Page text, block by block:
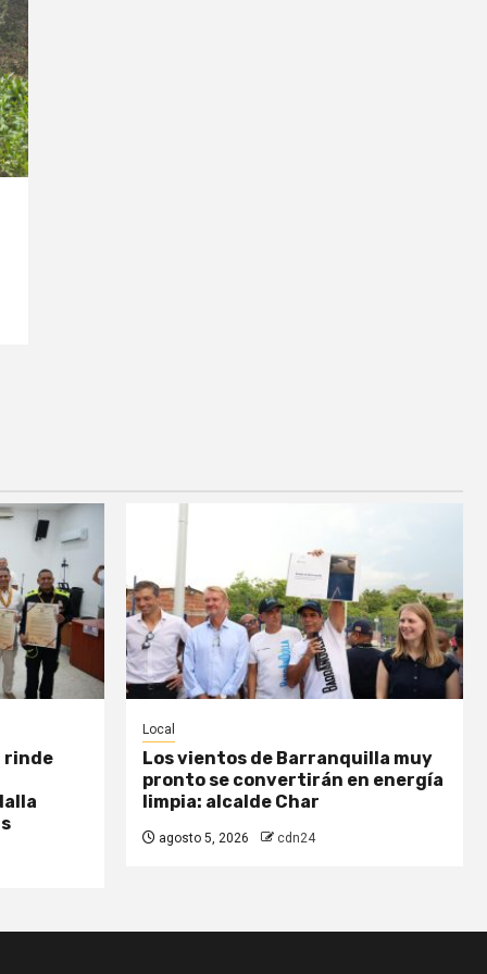
rinde
Local
Los vientos de Barranquilla muy
pronto se convertirán en energía
limpia: alcalde Char
agosto 5, 2026 cdn24